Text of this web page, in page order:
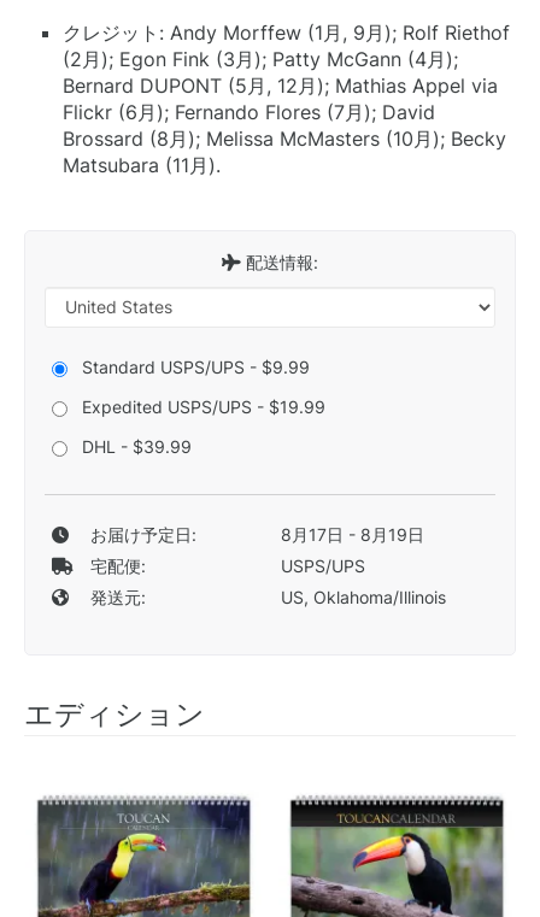
クレジット: Andy Morffew (1月, 9月); Rolf Riethof
(2月); Egon Fink (3月); Patty McGann (4月);
Bernard DUPONT (5月, 12月); Mathias Appel via
Flickr (6月); Fernando Flores (7月); David
Brossard (8月); Melissa McMasters (10月); Becky
Matsubara (11月).
配送情報:
Standard USPS/UPS - $9.99
Expedited USPS/UPS - $19.99
DHL - $39.99
お届け予定日:
8月17日 - 8月19日
宅配便:
USPS/UPS
発送元:
US, Oklahoma/Illinois
エディション